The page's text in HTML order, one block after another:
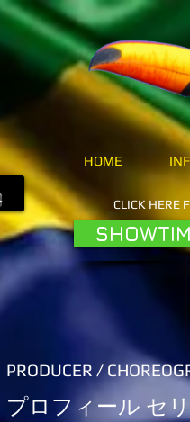
CLICK HERE
HOME
PRODUCER /
プロフィール セ